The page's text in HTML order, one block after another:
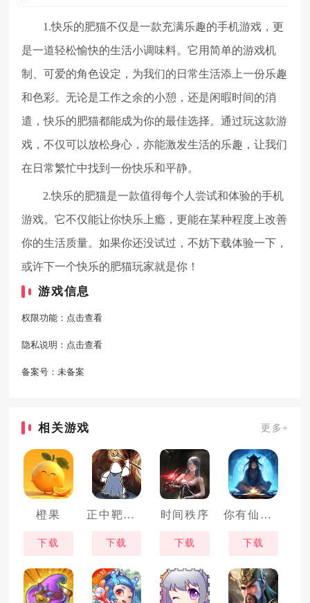
1.快乐的肥猫不仅是一款充满乐趣的手机游戏，更
是一道轻松愉快的生活小调味料。它用简单的游戏机
制、可爱的角色设定，为我们的日常生活添上一份乐趣
和色彩。无论是工作之余的小憩，还是闲暇时间的消
遣，快乐的肥猫都能成为你的最佳选择。通过玩这款游
戏，不仅可以放松身心，亦能激发生活的乐趣，让我们
在日常繁忙中找到一份快乐和平静。
2.快乐的肥猫是一款值得每个人尝试和体验的手机
游戏。它不仅能让你快乐上瘾，更能在某种程度上改善
你的生活质量。如果你还没试过，不妨下载体验一下，
或许下一个快乐的肥猫玩家就是你！
游戏信息
权限功能： 点击查看
隐私说明： 点击查看
备案号：未备案
相关游戏 更多+
橙果
下载
正中靶心国王指意
下载
时间秩序
下载
你有仙术我有神功
下载